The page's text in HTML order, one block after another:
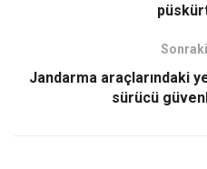
Jandarma araçlarındaki
sürücü